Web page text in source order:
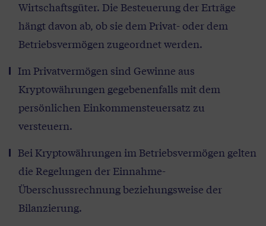
Wirtschaftsgüter. Die Besteuerung der Erträge
hängt davon ab, ob sie dem Privat- oder dem
Betriebsvermögen zugeordnet werden.
Im Privatvermögen sind Gewinne aus
Kryptowährungen gegebenenfalls mit dem
persönlichen Einkommensteuersatz zu
versteuern.
Bei Kryptowährungen im Betriebsvermögen gelten
die Regelungen der Einnahme-
Überschussrechnung beziehungsweise der
Bilanzierung.